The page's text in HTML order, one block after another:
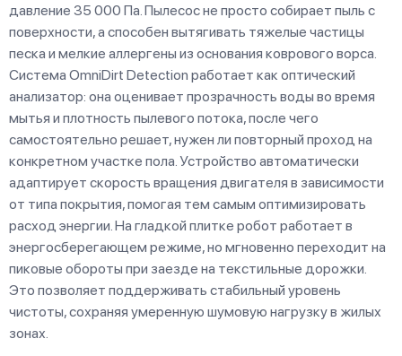
давление 35 000 Па. Пылесос не просто собирает пыль с
поверхности, а способен вытягивать тяжелые частицы
песка и мелкие аллергены из основания коврового ворса.
Система OmniDirt Detection работает как оптический
анализатор: она оценивает прозрачность воды во время
мытья и плотность пылевого потока, после чего
самостоятельно решает, нужен ли повторный проход на
конкретном участке пола. Устройство автоматически
адаптирует скорость вращения двигателя в зависимости
от типа покрытия, помогая тем самым оптимизировать
расход энергии. На гладкой плитке робот работает в
энергосберегающем режиме, но мгновенно переходит на
пиковые обороты при заезде на текстильные дорожки.
Это позволяет поддерживать стабильный уровень
чистоты, сохраняя умеренную шумовую нагрузку в жилых
зонах.